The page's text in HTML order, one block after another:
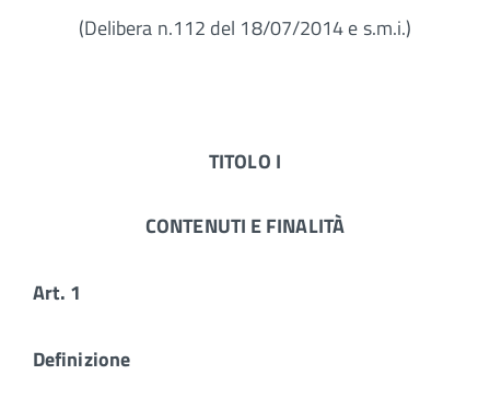
(Delibera n.112 del 18/07/2014 e s.m.i.)
TITOLO I
CONTENUTI EFINALITÀ
Art. 1
Definizione